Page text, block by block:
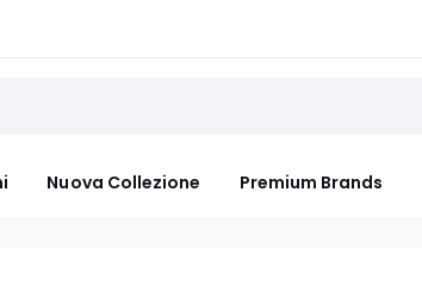
Nuova Collezione Premium Brands